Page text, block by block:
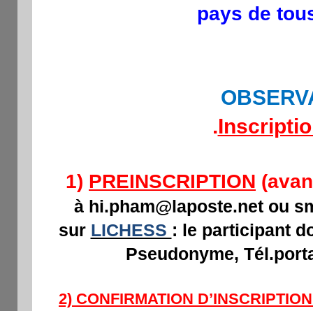
pays de
.
1) PREINSCRIPTION (
à hi.pham@laposte.net ou
sur LICHESS : le participant
Pseudonyme,
2) CONFIRMATION